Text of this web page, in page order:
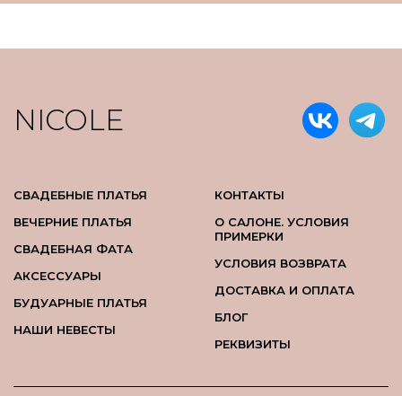
NICOLE
СВАДЕБНЫЕ ПЛАТЬЯ
ВЕЧЕРНИЕ ПЛАТЬЯ
СВАДЕБНАЯ ФАТА
АКСЕССУАРЫ
БУДУАРНЫЕ ПЛАТЬЯ
НАШИ НЕВЕСТЫ
КОНТАКТЫ
О САЛОНЕ. УСЛОВИЯ
ПРИМЕРКИ
УСЛОВИЯ ВОЗВРАТА
ДОСТАВКА И ОПЛАТА
БЛОГ
РЕКВИЗИТЫ